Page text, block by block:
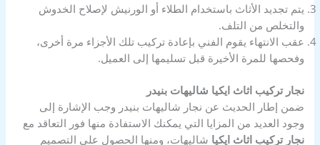
يتم تجديد الأثاث باستخدام الطلاء أو الورنيش لإصلاح الخدوش
والتخلص من التلف.
عقب الانتهاء يقوم الفني بإعادة تركيب تلك الأجزاء مرة أخرى،
وفحصها للمرة الأخيرة قبل تسليمها إلى العميل.
نجار تركيب اثاث ايكيا شاليهات بنيدر
ضمن إطار الحديث عن نجار شاليهات بنيدر وجب الإشارة إلى
وجود العديد من المزايا التي يمكنك الاستفادة منها فور التعاقد مع
نجار تركيب اثاث ايكيا شاليهات، ومنها الحصول على التصميم